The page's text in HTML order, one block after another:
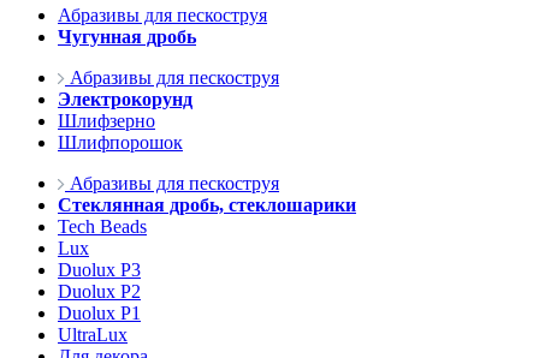
Абразивы для пескоструя
Чугунная дробь
Абразивы для пескоструя
Электрокорунд
Шлифзерно
Шлифпорошок
Абразивы для пескоструя
Стеклянная дробь, стеклошарики
Tech Beads
Lux
Duolux P3
Duolux P2
Duolux P1
UltraLux